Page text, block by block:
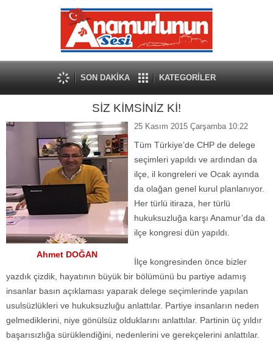
SON DAKİKA KATEGORİLER
SİZ KİMSİNİZ Kİ!
Ahmet DOĞAN
25 Kasım 2015 Çarşamba 10:22
Tüm Türkiye’de CHP de delege
seçimleri yapıldı ve ardından da
ilçe, il kongreleri ve Ocak ayında
da olağan genel kurul planlanıyor.
Her türlü itiraza, her türlü
hukuksuzluğa karşı Anamur’da da
ilçe kongresi dün yapıldı.
İlçe kongresinden önce bizler
yazdık çizdik, hayatının büyük bir bölümünü bu partiye adamış
insanlar basın açıklaması yaparak delege seçimlerinde yapılan
usulsüzlükleri ve hukuksuzluğu anlattılar. Partiye insanların neden
gelmediklerini, niye gönülsüz olduklarını anlattılar. Partinin üç yıldır
başarısızlığa sürüklendiğini, nedenlerini ve gerekçelerini anlattılar.